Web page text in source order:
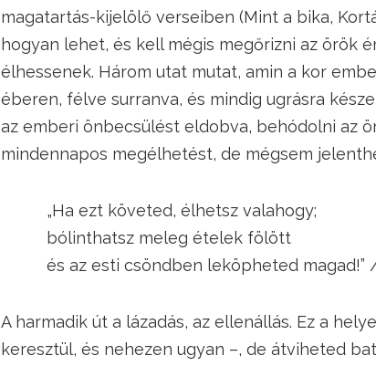
magatartás-kijelölő verseiben (Mint a bika,
hogyan lehet, és kell mégis megőrizni az örök
élhessenek. Három utat mutat, amin a kor
éberen, félve surranva, és mindig ugrásra
az emberi önbecsülést eldobva, behódolni az
mindennapos megélhetést, de mégsem
„Ha ezt követed, élhetsz valahogy;
bólinthatsz meleg ételek fölött
és az esti csöndben leköpheted magad!”
A harmadik út a lázadás, az ellenállás. Ez a
keresztül, és nehezen ugyan –, de átviheted